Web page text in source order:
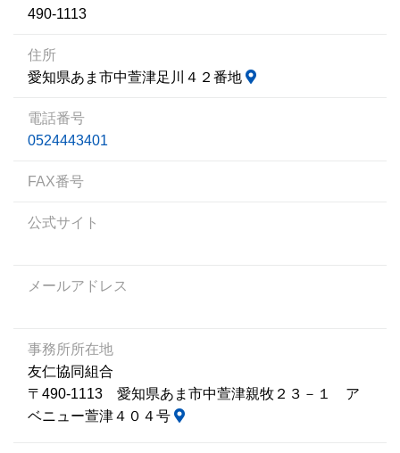
490-1113
住所
愛知県あま市中萱津足川４２番地
電話番号
0524443401
FAX番号
公式サイト
メールアドレス
事務所所在地
友仁協同組合
〒490-1113 愛知県あま市中萱津親牧２３－１ ア
ベニュー萱津４０４号